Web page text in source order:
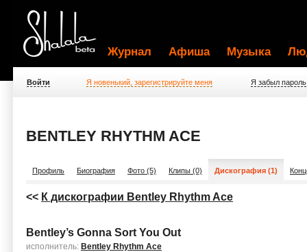
Журнал Афиша Музыка
Войти Я новенький, зарегистрируйте меня Я забыл пароль
BENTLEY RHYTHM ACE
Профиль Биография Фото (5) Клипы (0) Дискография (1)
<< К дискографии Bentley Rhythm Ace
Bentley’s Gonna Sort You Out
исполнитель: Bentley Rhythm Ace